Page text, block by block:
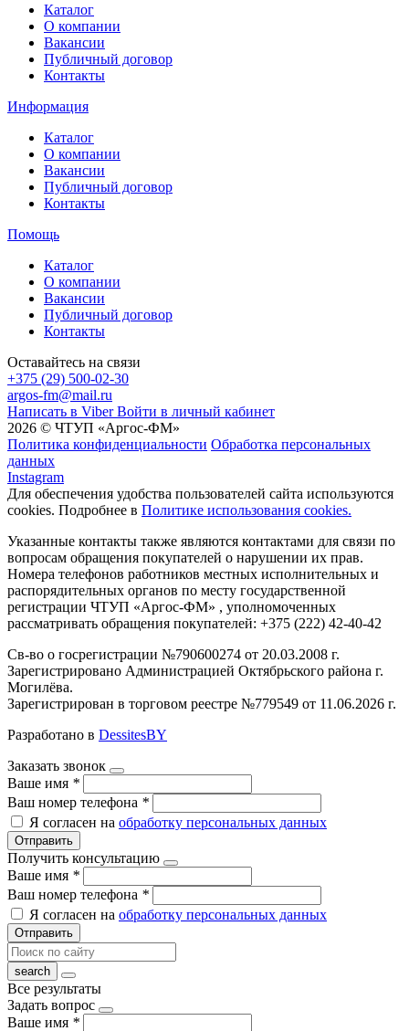
Каталог
О компании
Вакансии
Публичный договор
Контакты
Информация
Каталог
О компании
Вакансии
Публичный договор
Контакты
Помощь
Каталог
О компании
Вакансии
Публичный договор
Контакты
Оставайтесь на связи
+375 (29) 500-02-30
argos-fm@mail.ru
Написать в Viber Войти в личный кабинет
2026 © ЧТУП «Аргос-ФМ»
Политика конфиденциальности Обработка персональных
данных
Instagram
Для обеспечения удобства пользователей сайта используются
cookies. Подробнее в Политике использования cookies.
Указанные контакты также являются контактами для связи по
вопросам обращения покупателей о нарушении их прав.
Номера телефонов работников местных исполнительных и
распорядительных органов по месту государственной
регистрации ЧТУП «Аргос-ФМ» , уполномоченных
рассматривать обращения покупателей: +375 (222) 42-40-42
Св-во о госрегистрации №790600274 от 20.03.2008 г.
Зарегистрировано Администрацией Октябрьского района г.
Могилёва.
Зарегистрирован в торговом реестре №779549 от 11.06.2026 г.
Разработано в DessitesBY
Заказать звонок
Ваше имя *
Ваш номер телефона *
Я согласен на обработку персональных данных
Отправить
Получить консультацию
Ваше имя *
Ваш номер телефона *
Я согласен на обработку персональных данных
Отправить
Все результаты
Задать вопрос
Ваше имя *